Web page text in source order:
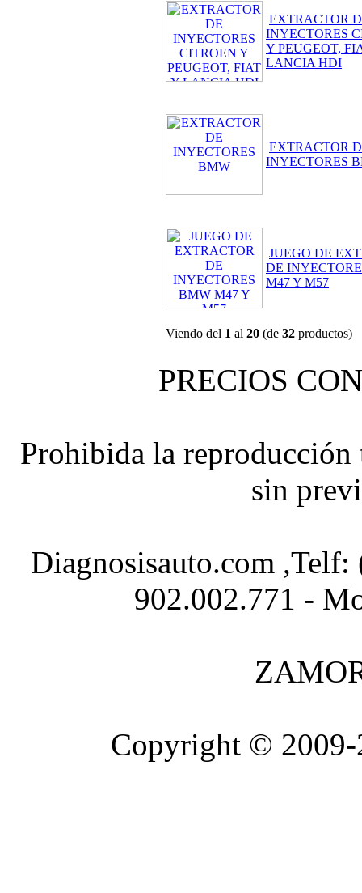
EXTRACTOR
INYECTORES
Y PEUGEOT,
LANCIA HDI
EXTRACTOR
INYECTORES
JUEGO DE
DE
M47 Y M57
Viendo del 1 al 20 (de 32 productos)
PRECIOS
Prohibida la
sin
Diagnosisauto.com
902.002.771 -
Copyright ©